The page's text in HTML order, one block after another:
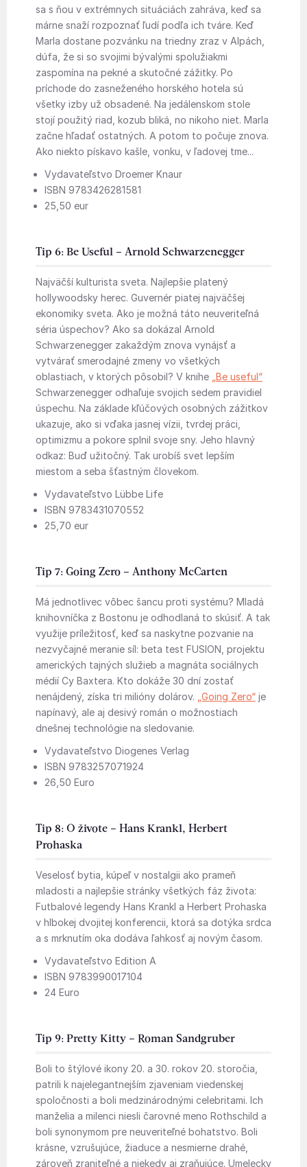
sa s ňou v extrémnych situáciách zahráva, keď sa
márne snaží rozpoznať ľudí podľa ich tváre. Keď
Marla dostane pozvánku na triedny zraz v Alpách,
dúfa, že si so svojimi bývalými spolužiakmi
zaspomína na pekné a skutočné zážitky. Po
príchode do zasneženého horského hotela sú
všetky izby už obsadené. Na jedálenskom stole
stojí použitý riad, kozub bliká, no nikoho niet. Marla
začne hľadať ostatných. A potom to počuje znova.
Ako niekto pískavo kašle, vonku, v ľadovej tme...
Vydavateľstvo Droemer Knaur
ISBN 9783426281581
25,50 eur
Tip 6: Be Useful – Arnold Schwarzenegger
Najväčší kulturista sveta. Najlepšie platený
hollywoodsky herec. Guvernér piatej najväčšej
ekonomiky sveta. Ako je možná táto neuveriteľná
séria úspechov? Ako sa dokázal Arnold
Schwarzenegger zakaždým znova vynájsť a
vytvárať smerodajné zmeny vo všetkých
oblastiach, v ktorých pôsobil? V knihe „Be useful“
Schwarzenegger odhaľuje svojich sedem pravidiel
úspechu. Na základe kľúčových osobných zážitkov
ukazuje, ako si vďaka jasnej vízii, tvrdej práci,
optimizmu a pokore splnil svoje sny. Jeho hlavný
odkaz: Buď užitočný. Tak urobíš svet lepším
miestom a seba šťastným človekom.
Vydavateľstvo Lübbe Life
ISBN 9783431070552
25,70 eur
Tip 7: Going Zero – Anthony McCarten
Má jednotlivec vôbec šancu proti systému? Mladá
knihovníčka z Bostonu je odhodlaná to skúsiť. A tak
využije príležitosť, keď sa naskytne pozvanie na
nezvyčajné meranie síl: beta test FUSION, projektu
amerických tajných služieb a magnáta sociálnych
médií Cy Baxtera. Kto dokáže 30 dní zostať
nenájdený, získa tri milióny dolárov.
„Going Zero“ je
napínavý, ale aj desivý román o možnostiach
dnešnej technológie na sledovanie.
Vydavateľstvo Diogenes Verlag
ISBN 9783257071924
26,50 Euro
Tip 8: O živote – Hans Krankl, Herbert
Prohaska
Veselosť bytia, kúpeľ v nostalgii ako prameň
mladosti a najlepšie stránky všetkých fáz života:
Futbalové legendy Hans Krankl a Herbert Prohaska
v hlbokej dvojitej konferencii, ktorá sa dotýka srdca
a s mrknutím oka dodáva ľahkosť aj novým časom.
Vydavateľstvo Edition A
ISBN 9783990017104
24 Euro
Tip 9: Pretty Kitty – Roman Sandgruber
Boli to štýlové ikony 20. a 30. rokov 20. storočia,
patrili k najelegantnejším zjaveniam viedenskej
spoločnosti a boli medzinárodnými celebritami. Ich
manželia a milenci niesli čarovné meno Rothschild a
boli synonymom pre neuveriteľné bohatstvo. Boli
krásne, vzrušujúce, žiaduce a nesmierne drahé,
zároveň zraniteľné a niekedy aj zraňujúce. Umelecky